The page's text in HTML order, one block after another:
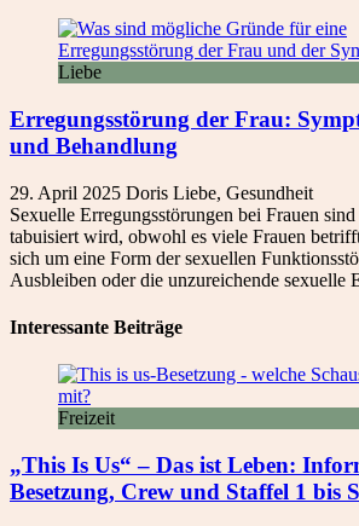
Liebe
Erregungsstörung der Frau:
und Behandlung
29. April 2025 Doris Liebe, Gesundheit
Sexuelle Erregungsstörungen bei Frauen
tabuisiert wird, obwohl es viele Frauen
sich um eine Form der sexuellen
Ausbleiben oder die unzureichende sexuelle
Interessante Beiträge
Freizeit
„This Is Us“ – Das ist Leben:
Besetzung, Crew und Staffel 1 bis